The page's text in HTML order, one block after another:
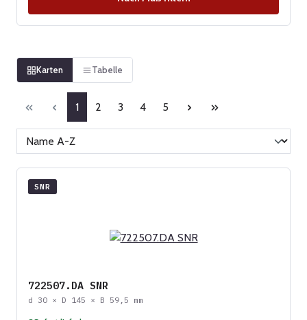
Karten Tabelle
Seite
1 Seite
2 Seite
3 Seite
4 Seite
5
SNR
722507.DA SNR
d 30 × D 145 × B 59,5 mm